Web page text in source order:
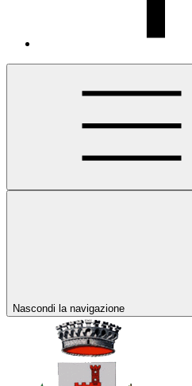
Nascondi la navigazione